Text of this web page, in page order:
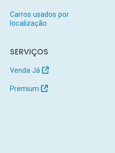
Carros usados por
localização
SERVIÇOS
Venda Já
Premium